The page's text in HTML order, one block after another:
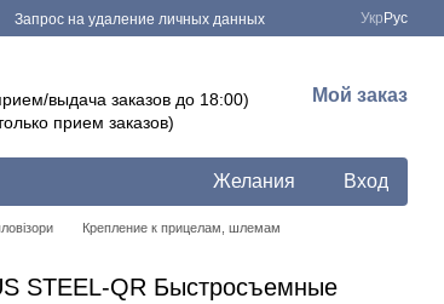
Запрос на удаление личных данных
Укр Рус
выдача заказов до 18:00)
прием заказов)
Мой заказ
Желания Вход
Крепление к прицелам, шлемам
STEEL-QR Быстросъемные